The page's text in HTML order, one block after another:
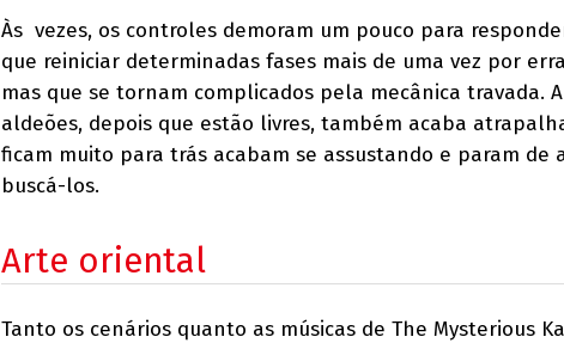
Às vezes, os controles demoram um pouco para
que reiniciar determinadas fases mais de uma vez por
mas que se tornam complicados pela mecânica travada.
aldeões, depois que estão livres, também acaba
ficam muito para trás acabam se assustando e param de
buscá-los.
Arte oriental
Tanto os cenários quanto as músicas de The Mysterious